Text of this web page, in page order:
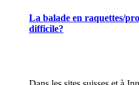
La balade en raquettes/
difficile?